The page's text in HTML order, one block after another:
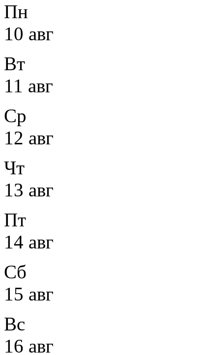
Пн
10 авг
Вт
11 авг
Ср
12 авг
Чт
13 авг
Пт
14 авг
Сб
15 авг
Вс
16 авг